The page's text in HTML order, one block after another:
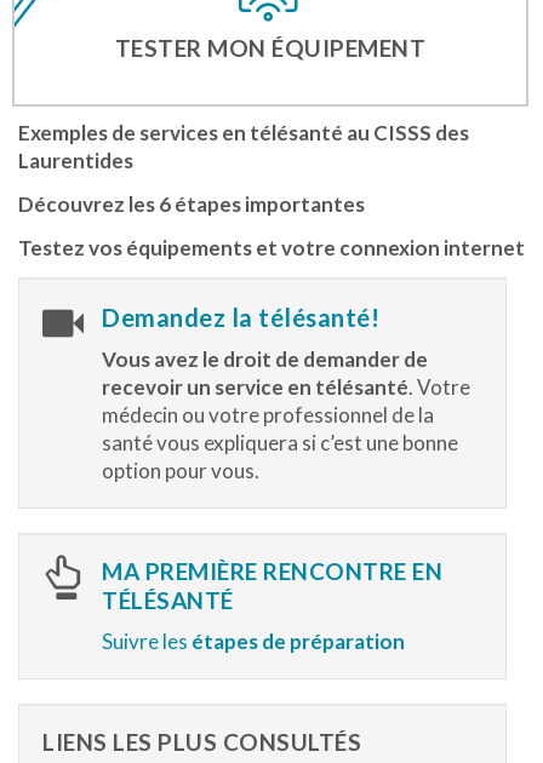
TESTER MON ÉQUIPEMENT
Exemples de services en télésanté au CISSS des
Laurentides
Découvrez les 6 étapes importantes
Testez vos équipements et votre connexion internet
Demandez la télésanté!
Vous avez le droit de demander de
recevoir un service en télésanté. Votre
médecin ou votre professionnel de la
santé vous expliquera si c’est une bonne
option pour vous.
MA PREMIÈRE RENCONTRE EN
TÉLÉSANTÉ
Suivre les étapes de préparation
LIENS LES PLUS CONSULTÉS